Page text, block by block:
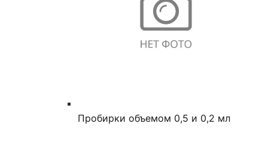
Пробирки объемом 0,5 и 0,2 мл